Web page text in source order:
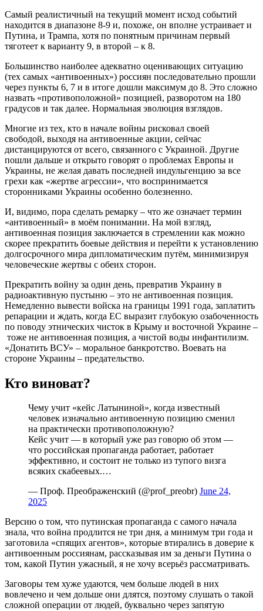
Самый реалистичный на текущий момент исход событий
находится в диапазоне 8-9 и, похоже, он вполне устраивает и
Путина, и Трампа, хотя по понятным причинам первый
тяготеет к варианту 9, в второй – к 8.
Большинство наиболее адекватно оценивающих ситуацию
(тех самых «антивоенных») россиян последовательно прошли
через пункты 6, 7 и в итоге дошли максимум до 8. Это сложно
назвать «противоположной» позицией, разворотом на 180
градусов и так далее. Нормальная эволюция взглядов.
Многие из тех, кто в начале войны рисковал своей
свободой, выходя на антивоенные акции, сейчас
дистанцируются от всего, связанного с Украиной. Другие
пошли дальше и открыто говорят о проблемах Европы и
Украины, не желая давать последней индульгенцию за все
грехи как «жертве агрессии», что воспринимается
сторонниками Украины особенно болезненно.
И, видимо, пора сделать ремарку – что же означает термин
«антивоенный» в моём понимании. На мой взгляд,
антивоенная позиция заключается в стремлении как можно
скорее прекратить боевые действия и перейти к установлению
долгосрочного мира дипломатическим путём, минимизируя
человеческие жертвы с обеих сторон.
Прекратить войну за один день, превратив Украину в
радиоактивную пустыню – это не антивоенная позиция.
Немедленно вывести войска на границы 1991 года, заплатить
репарации и ждать, когда ЕС выразит глубокую озабоченность
по поводу этнических чисток в Крыму и восточной Украине –
тоже не антивоенная позиция, а чистой воды инфантилизм.
«Донатить ВСУ» – моральное банкротство. Воевать на
стороне Украины – предательство.
Кто виноват?
Чему учит «кейс Латыниной», когда известный
человек изначально антивоенную позицию сменил
на практически противоположную?
Кейс учит — в который уже раз говорю об этом —
что российская пропаганда работает, работает
эффективно, и состоит не только из тупого визга
всяких скабеевых.…
— Проф. Преображенский (@prof_preobr) June 24,
2025
Версию о том, что путинская пропаганда с самого начала
знала, что война продлится не три дня, а минимум три года и
заготовила «спящих агентов», которые втирались в доверие к
антивоенным россиянам, рассказывая им за деньги Путина о
том, какой Путин ужасный, я не хочу всерьёз рассматривать.
Заговоры тем хуже удаются, чем больше людей в них
вовлечено и чем дольше они длятся, поэтому слушать о такой
сложной операции от людей, буквально через запятую